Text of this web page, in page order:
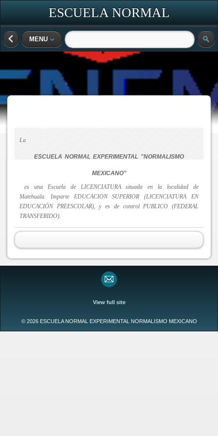
ESCUELA NORMAL
EXPERIMENTAL NORMALISMO
MEXICANO
MENU
La
ESCUELA NORMAL EXPERIMENTAL "NORMALISMO
MEXICANO"
es una Escuela de LICENCIATURA situada en la localidad de
Matehuala. Imparte EDUCACION SUPERIOR (LICENCIATURA EN
EDUCACIÓN PREESCOLAR), y es de control PUBLICO (FEDERAL
TRANSFERIDO).
View full site
© 2026 ESCUELA NORMAL EXPERIMENTAL NORMALISMO MEXICANO